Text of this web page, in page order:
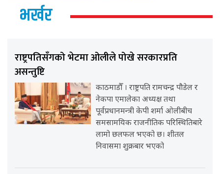
भर्खर
राष्ट्रपतिसँगको भेटमा ओलीले पोखे सरकारप्रति
असन्तुष्टि
काठमाडौँ । राष्ट्रपति रामचन्द्र पौडेल र
नेकपा एमालेका अध्यक्ष तथा
पूर्वप्रधानमन्त्री केपी शर्मा ओलीबीच
समसामयिक राजनीतिक परिस्थितिबारे
लामो छलफल भएको छ। शीतल
निवासमा शुक्रबार भएको